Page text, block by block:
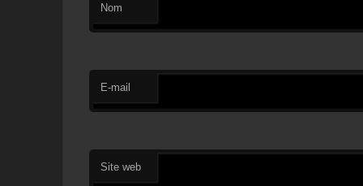
Nom
E-mail
Site web